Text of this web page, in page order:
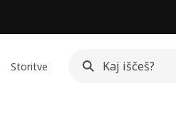
Storitve